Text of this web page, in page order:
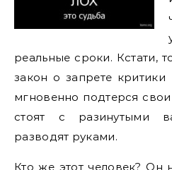
реальные сроки. Кстати,
закон о запрете критики
мгновенно подтерся
стоят с разинутыми
разводят руками.
Кто же этот человек? Он